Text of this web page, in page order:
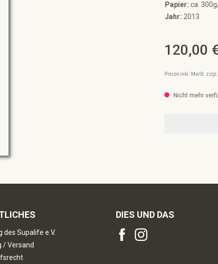
Papier: ca.
Jahr: 2013
Regulärer Preis:
120,00
Preise inkl. MwSt.
Nicht mehr
des Supalife e.V.
/ Versand
DIES UND DAS